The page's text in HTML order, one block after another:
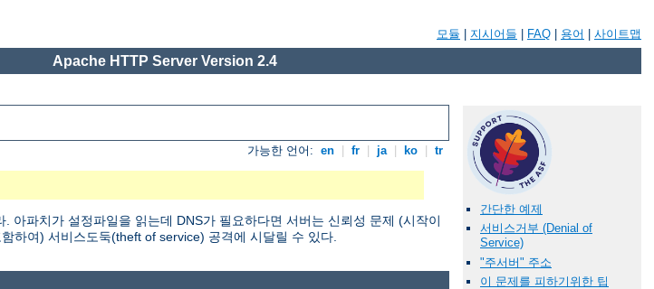
모듈 지시어들 FAQ 용어 사이트맵
Apache HTTP Server Version 2.4
가능한 언어: en fr ja ko tr
아파치가 설정파일을 읽는데 DNS가 필요하다면 서버는 신뢰성 문제 (시작이
하여) 서비스도둑(theft of service) 공격에 시달릴 수 있다.
간단한 예제
서비스거부 (Denial of
Service)
"주서버" 주소
이 문제를 피하기위한 팁